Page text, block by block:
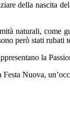
della nascita
naturali, come
però stati rubati
la
Nuova,